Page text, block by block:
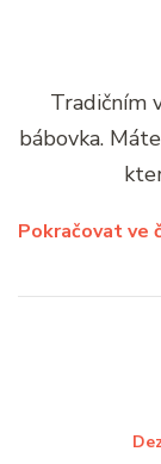
Tradičním
bábovka.
Pokračovat ve